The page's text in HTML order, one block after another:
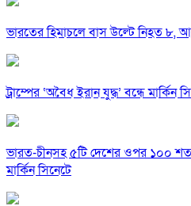
ভারতের হিমাচলে বাস উল্টে নিহত ৮,
ট্রাম্পের ‘অবৈধ ইরান যুদ্ধ’ বন্ধে মার্কিন
ভারত-চীনসহ ৫টি দেশের ওপর ১০০
মার্কিন সিনেটে